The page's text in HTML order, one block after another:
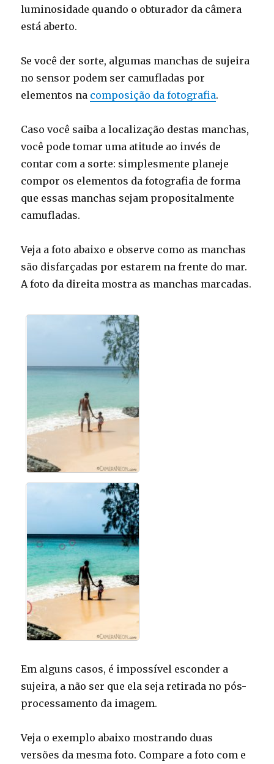
luminosidade quando o obturador da câmera
está aberto.
Se você der sorte, algumas manchas de sujeira
no sensor podem ser camufladas por
elementos na composição da fotografia.
Caso você saiba a localização destas manchas,
você pode tomar uma atitude ao invés de
contar com a sorte: simplesmente planeje
compor os elementos da fotografia de forma
que essas manchas sejam propositalmente
camufladas.
Veja a foto abaixo e observe como as manchas
são disfarçadas por estarem na frente do mar.
A foto da direita mostra as manchas marcadas.
Em alguns casos, é impossível esconder a
sujeira, a não ser que ela seja retirada no pós-
processamento da imagem.
Veja o exemplo abaixo mostrando duas
versões da mesma foto. Compare a foto com e